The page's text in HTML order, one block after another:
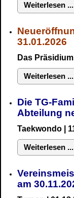
Weiterlesen ...
31.01.2026
Das Präsidium
Weiterlesen ...
Die TG-
Abteilung
Taekwondo |
Weiterlesen ...
am